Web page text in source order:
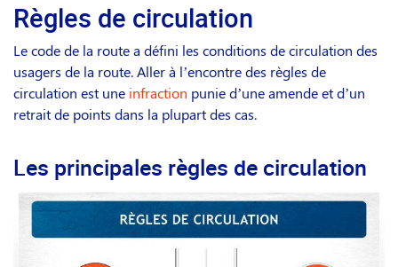
Règles de circulation
Le code de la route a défini les conditions de circulation des
usagers de la route. Aller à l’encontre des règles de
circulation est une infraction punie d’une amende et d’un
retrait de points dans la plupart des cas.
Les principales règles de circulation